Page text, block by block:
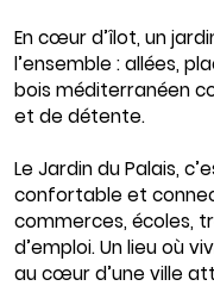
En cœur d’îlot, un
l’ensemble : allées,
bois méditerranéen
et de détente.
Le Jardin du Palais,
confortable et
commerces, écoles,
d’emploi. Un lieu où
au cœur d’une ville